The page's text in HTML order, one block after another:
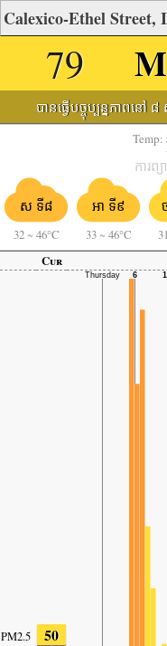
79
បានធ្វើបច្ចុប្បន្នភាព
Temp:
ការ
ស ទី៨
32 ~ 46°C
អា ទី៩
33 ~ 46°C 31
Cur
PM2.5 50